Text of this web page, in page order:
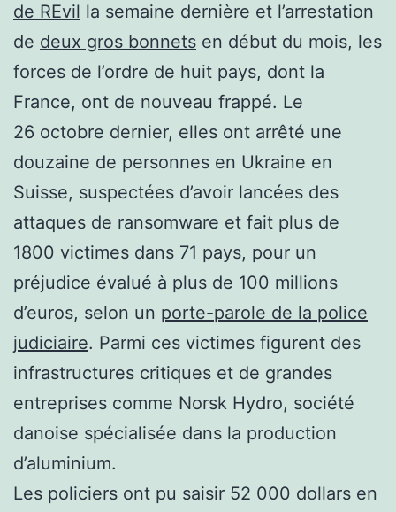
de REvil la semaine dernière et l’arrestation
de deux gros bonnets en début du mois, les
forces de l’ordre de huit pays, dont la
France, ont de nouveau frappé. Le
26 octobre dernier, elles ont arrêté une
douzaine de personnes en Ukraine en
Suisse, suspectées d’avoir lancées des
attaques de ransomware et fait plus de
1800 victimes dans 71 pays, pour un
préjudice évalué à plus de 100 millions
d’euros, selon un porte-parole de la police
judiciaire. Parmi ces victimes figurent des
infrastructures critiques et de grandes
entreprises comme Norsk Hydro, société
danoise spécialisée dans la production
d’aluminium.
Les policiers ont pu saisir 52 000 dollars en